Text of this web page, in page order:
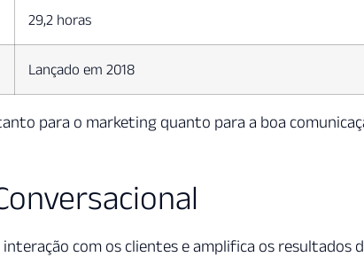
29,2 horas
Lançado em 2018
para o marketing quanto para a boa
interação com os clientes e amplifica os resultados